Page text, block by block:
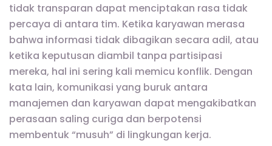
tidak transparan dapat menciptakan rasa tidak
percaya di antara tim. Ketika karyawan merasa
bahwa informasi tidak dibagikan secara adil, atau
ketika keputusan diambil tanpa partisipasi
mereka, hal ini sering kali memicu konflik. Dengan
kata lain, komunikasi yang buruk antara
manajemen dan karyawan dapat mengakibatkan
perasaan saling curiga dan berpotensi
membentuk “musuh” di lingkungan kerja.